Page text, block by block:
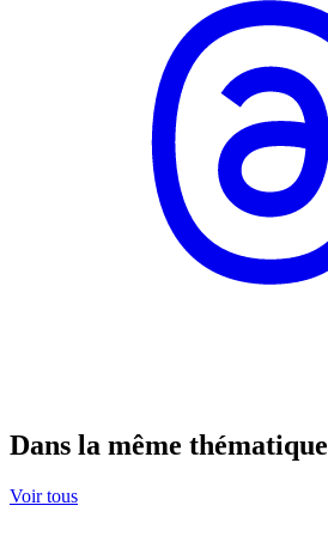
Dans la même thématique
Voir tous